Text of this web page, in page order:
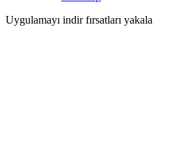
Uygulamayı indir fırsatları yakala